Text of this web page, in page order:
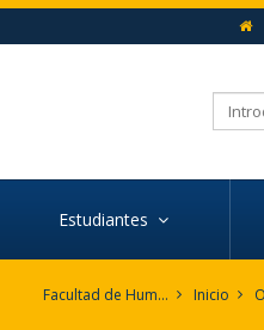
Estudiantes
Facultad de Humanidades Inicio